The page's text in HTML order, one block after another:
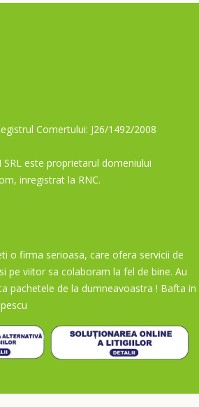
Comertului: J26/1492/2008
SRL este proprietarul domeniului
inregistrat la RNC.
o firma serioasa, care ofera servicii de
pe viitor sa colaboram la fel de bine. Au
pachetele de la dumneavoastra ! Bafta in